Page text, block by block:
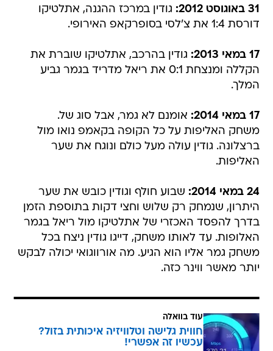
31 באוגוסט 2012:
גודין במרכז ההגנה, אתלטיקו
דורסת 1:4 את צ'לסי בסופרקאפ האירופי.
17 במאי 2013:
גודין בהרכב, אתלטיקו שוברת את
הקללה ומנצחת 0:1 את ריאל מדריד בגמר גביע
המלך.
17 במאי 2014:
אומנם לא גמר, אבל סוג של.
משחק האליפות על כל הקופה בקאמפ נואו מול
ברצלונה. גודין עולה מעל כולם ונוגח את שער
האליפות.
24 במאי 2014:
שבוע חולף וגודין כובש את שער
היתרון, שנמחק רק שלוש וחצי דקות בתוספת הזמן
בדרך להפסד האכזרי של אתלטיקו מול ריאל בגמר
האלופות. עד לאותו משחק, דייגו גודין ניצח בכל
משחק גמר אליו הוא הגיע. מה אורווגואי יכולה לבקש
יותר מאשר ווינר כזה.
עוד בוואלה
חווית גלישה וטלוויזיה איכותית בזול?
עכשיו זה אפשרי!